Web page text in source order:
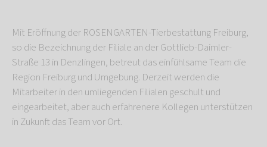
Mit Eröffnung der ROSENGARTEN-Tierbestattung Freiburg,
so die Bezeichnung der Filiale an der Gottlieb-Daimler-
Straße 13 in Denzlingen, betreut das einfühlsame Team die
Region Freiburg und Umgebung. Derzeit werden die
Mitarbeiter in den umliegenden Filialen geschult und
eingearbeitet, aber auch erfahrenere Kollegen unterstützen
in Zukunft das Team vor Ort.